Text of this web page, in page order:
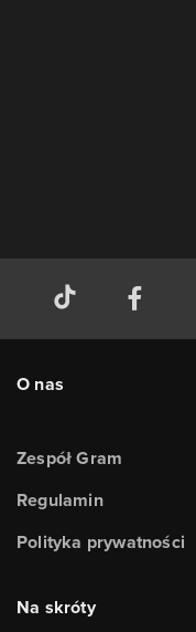
O nas
Zespół Gram
Regulamin
Polityka prywatności
Na skróty